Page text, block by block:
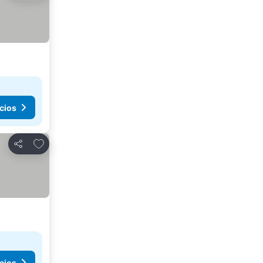
Compartir
Añadir a favoritos